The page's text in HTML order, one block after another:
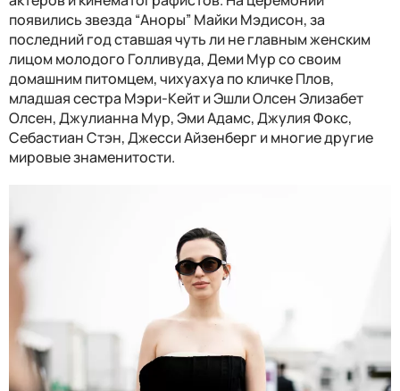
появились звезда “Аноры” Майки Мэдисон, за
последний год ставшая чуть ли не главным женским
лицом молодого Голливуда, Деми Мур со своим
домашним питомцем, чихуахуа по кличке Плов,
младшая сестра Мэри-Кейт и Эшли Олсен Элизабет
Олсен, Джулианна Мур, Эми Адамс, Джулия Фокс,
Себастиан Стэн, Джесси Айзенберг и многие другие
мировые знаменитости.